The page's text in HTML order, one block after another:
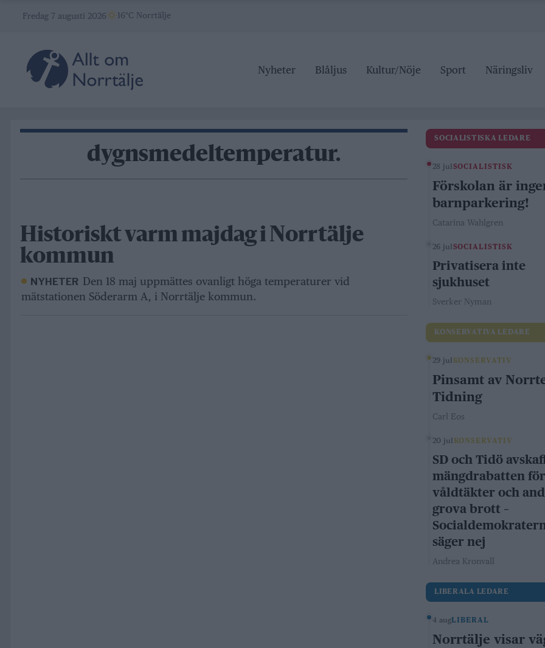
Fredag 7 augusti 2026 16°C Norrtälje
Nyheter Blåljus Kultur/Nöje Sport Näringsliv
dygnsmedeltemperatur.
Historiskt varm majdag i Norrtälje
kommun
NYHETER Den 18 maj uppmättes ovanligt höga temperaturer vid
mätstationen Söderarm A, i Norrtälje kommun.
SOCIALISTISKA LEDARE
28 jul SOCIALISTISK
Förskolan är
barnparkering!
Catarina Wahlgren
26 jul SOCIALISTISK
Privatisera inte
sjukhuset
Sverker Nyman
KONSERVATIVA LEDARE
29 jul KONSERVATIV
Pinsamt av
Tidning
Carl Eos
20 jul KONSERVATIV
SD och Tidö
mängdrabatten för
våldtäkter och
grova brott –
säger nej
Andrea Kronvall
LIBERALA LEDARE
4 augLIBERAL
Norrtälje visar